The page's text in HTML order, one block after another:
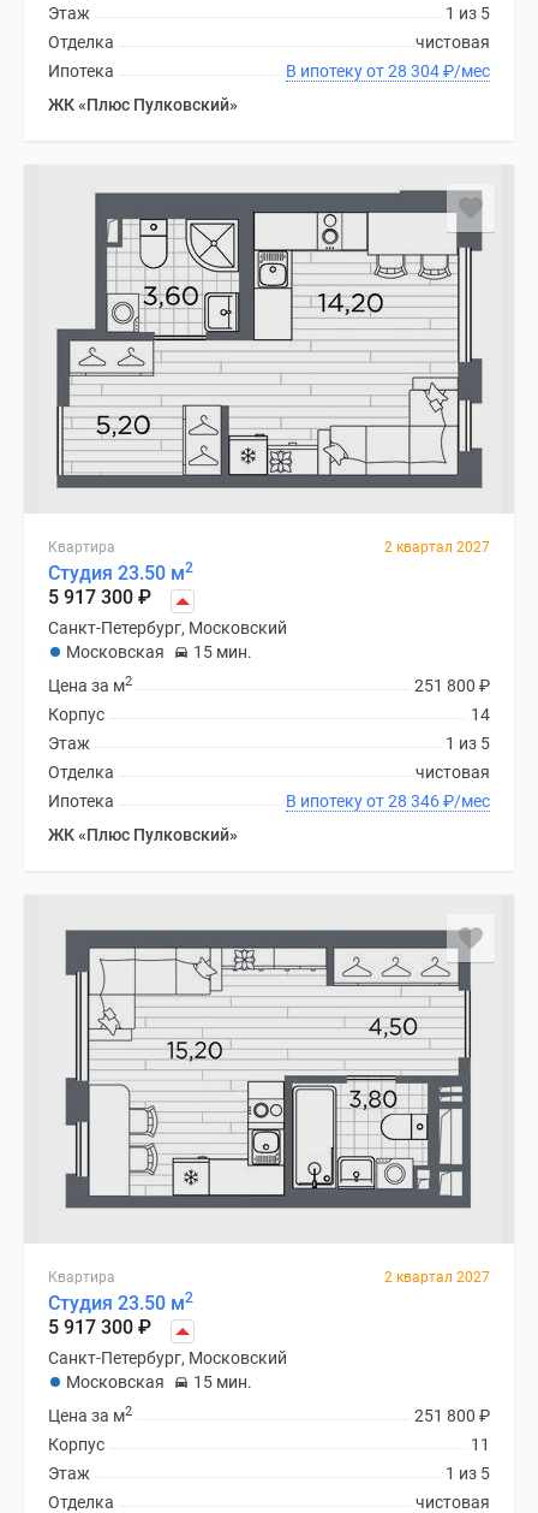
1 из 5
Этаж
чистовая
Отделка
В ипотеку от 28 304₽/мес
Ипотека
ЖК «Плюс Пулковский»
Квартира 2 квартал 2027
Студия 23.50 м2
5 917 300 ₽
Санкт-Петербург, Московский
Московская
15 мин.
251 800 ₽
Цена за м2
14
Корпус
1 из 5
Этаж
чистовая
Отделка
В ипотеку от 28 346₽/мес
Ипотека
ЖК «Плюс Пулковский»
Квартира 2 квартал 2027
Студия 23.50 м2
5 917 300 ₽
Санкт-Петербург, Московский
Московская
15 мин.
251 800 ₽
Цена за м2
11
Корпус
1 из 5
Этаж
чистовая
Отделка